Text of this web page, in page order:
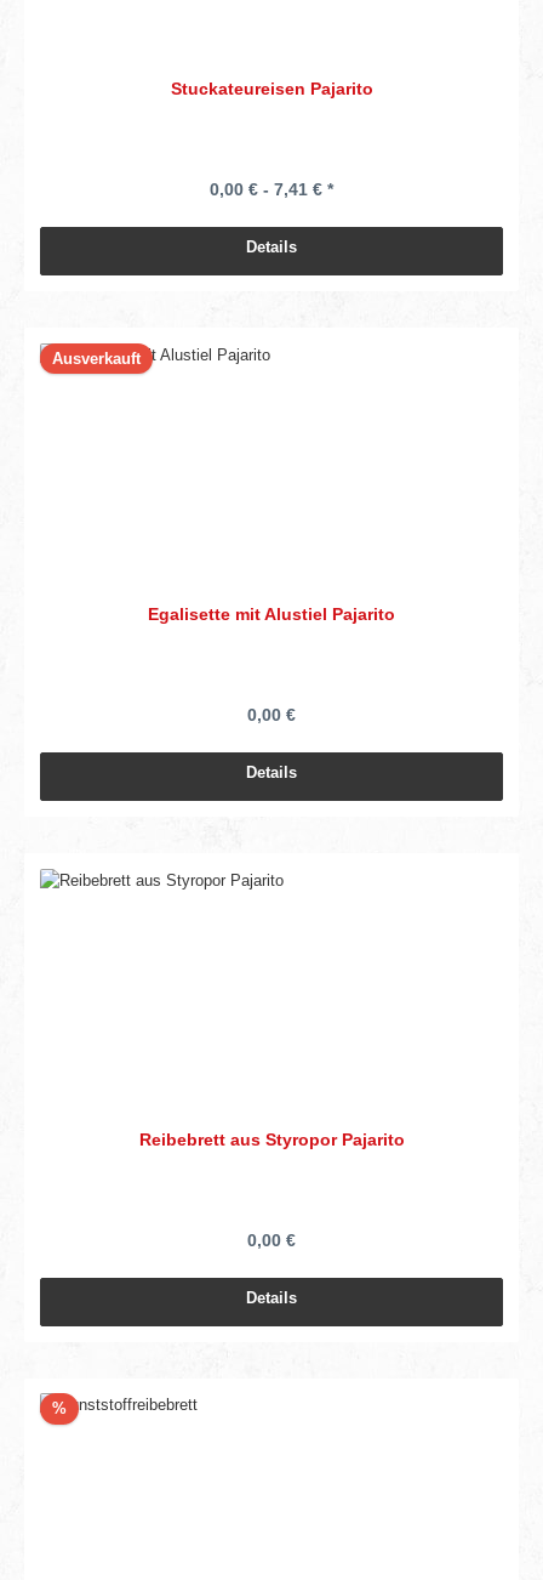
Stuckateureisen Pajarito
0,00 € - 7,41 € *
Details
Ausverkauft
Egalisette mit Alustiel Pajarito
0,00 €
Details
Reibebrett aus Styropor Pajarito
0,00 €
Details
%Rabatt